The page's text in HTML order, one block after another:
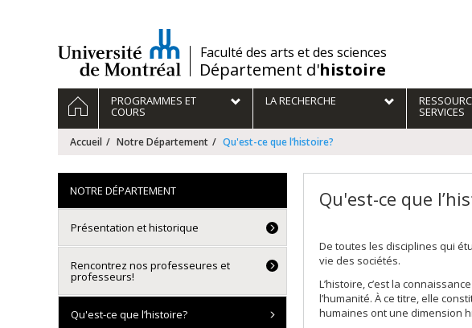
/Faculté des arts et des sciences
Département d'histoire
Navigation
principale
ACCUEILPROGRAMMES ET
COURS
LA RECHERCHE
SERVICES
Accueil Notre Département Qu'est-ce que l’histoire?
Qu'est-ce que
De toutes les disciplines qui
vie des sociétés.
L’histoire, c’est la
l’humanité. À ce titre, elle
humaines ont une dimension
NOTRE DÉPARTEMENT
Présentation et historique
Rencontrez nos professeures et
professeurs!
Qu'est-ce que l’histoire?